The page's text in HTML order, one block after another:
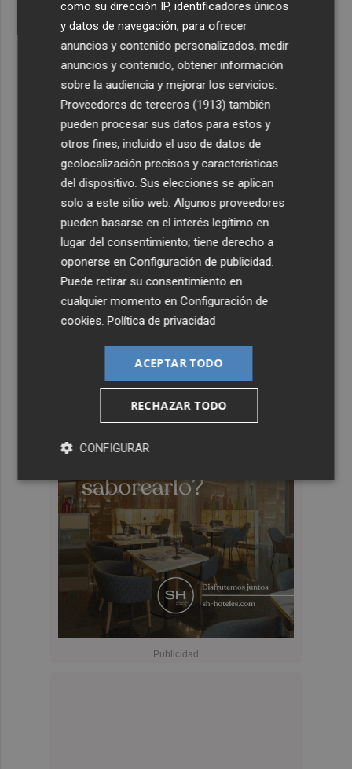
como su dirección IP, identificadores únicos
y datos de navegación, para ofrecer
anuncios y contenido personalizados, medir
anuncios y contenido, obtener información
sobre la audiencia y mejorar los servicios.
Proveedores de terceros (1913) también
pueden procesar sus datos para estos y
otros fines, incluido el uso de datos de
geolocalización precisos y características
del dispositivo. Sus elecciones se aplican
solo a este sitio web. Algunos proveedores
pueden basarse en el interés legítimo en
lugar del consentimiento; tiene derecho a
oponerse enConfiguración de publicidad.
Puede retirar su consentimiento en
cualquier momento enConfiguración de
cookies.Política de privacidad
ACEPTAR TODO
RECHAZAR TODO
CONFIGURAR